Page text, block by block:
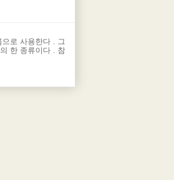
로 사용한다 . 그
한 종류이다 . 참